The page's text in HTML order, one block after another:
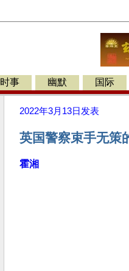
时事 幽默 国际
2022年3月13日 发表
英国警察束手无策
霍湘